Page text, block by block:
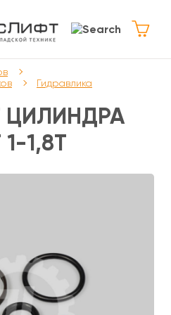
Гидравлика
ЦИЛИНДРА
1,8Т